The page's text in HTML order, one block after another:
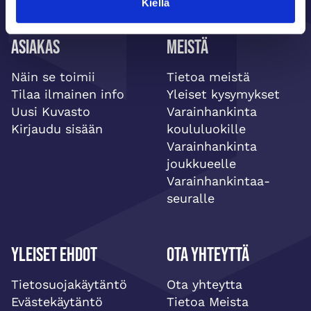
Kiellä
Asiakas
Näin se toimii
Tilaa ilmainen info
Uusi Kuvasto
Kirjaudu sisään
Meistä
Tietoa meistä
Yleiset kysymykset
Varainhankinta
koululuokille
Varainhankinta
joukkueelle
Varainhankintaa-
seuralle
Yleiset ehdot
Tietosuojakäytäntö
Evästekäytäntö
Ota yhteyttä
Ota yhteytta
Tietoa Meista